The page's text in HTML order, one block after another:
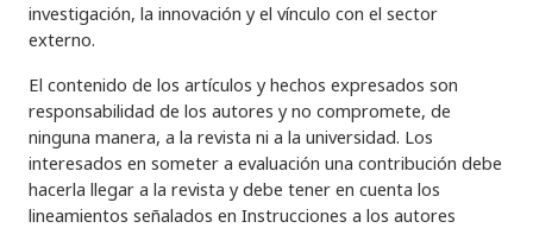
investigación, la innovación y el vínculo con el sector
externo.
El contenido de los artículos y hechos expresados son
responsabilidad de los autores y no compromete, de
ninguna manera, a la revista ni a la universidad. Los
interesados en someter a evaluación una contribución debe
hacerla llegar a la revista y debe tener en cuenta los
lineamientos señalados en Instrucciones a los autores